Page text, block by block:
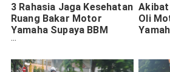
3 Rahasia Jaga Kesehatan
Ruang Bakar Motor
Yamaha Supaya BBM
Tetap Awet
Akibat
Oli